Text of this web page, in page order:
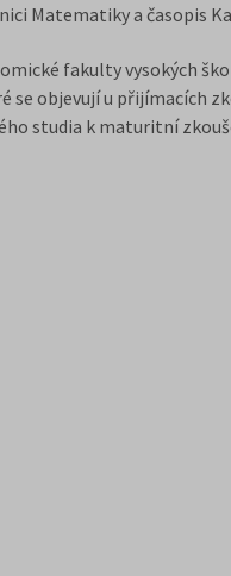
Matematiky a časopis
fakulty vysokých
se objevují u přijímacích
studia k maturitní